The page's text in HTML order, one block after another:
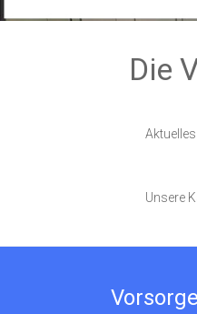
Die
Aktuelles
Unsere
Vorsorge